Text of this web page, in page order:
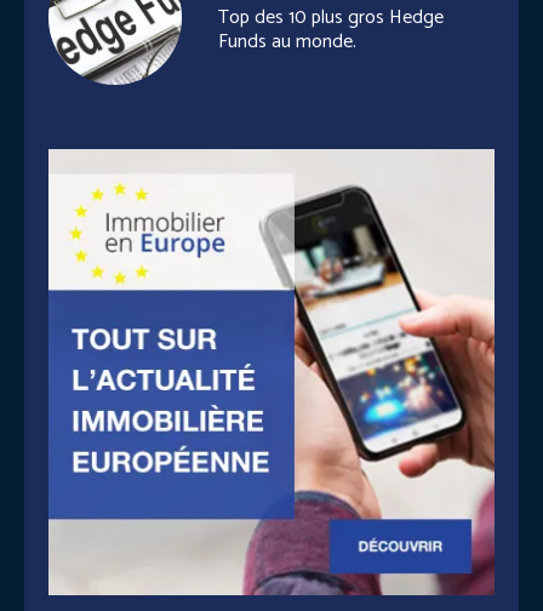
Top des 10 plus gros Hedge
Funds au monde.